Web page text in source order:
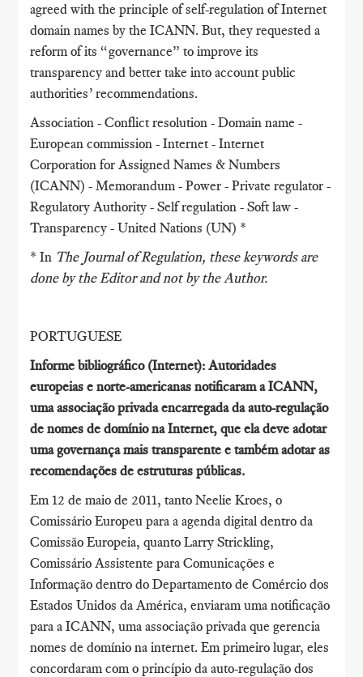
agreed with the principle of self-regulation of Internet
domain names by the ICANN. But, they requested a
reform of its “governance” to improve its
transparency and better take into account public
authorities’ recommendations.
Association - Conflict resolution - Domain name -
European commission - Internet - Internet
Corporation for Assigned Names & Numbers
(ICANN) - Memorandum - Power - Private regulator -
Regulatory Authority - Self regulation - Soft law -
Transparency - United Nations (UN) *
* In The Journal of Regulation, these keywords are
done by the Editor and not by the Author.
PORTUGUESE
Informe bibliográfico (Internet): Autoridades
europeias e norte-americanas notificaram a ICANN,
uma associação privada encarregada da auto-regulação
de nomes de domínio na Internet, que ela deve adotar
uma governança mais transparente e também adotar as
recomendações de estruturas públicas.
Em 12 de maio de 2011, tanto Neelie Kroes, o
Comissário Europeu para a agenda digital dentro da
Comissão Europeia, quanto Larry Strickling,
Comissário Assistente para Comunicações e
Informação dentro do Departamento de Comércio dos
Estados Unidos da América, enviaram uma notificação
para a ICANN, uma associação privada que gerencia
nomes de domínio na internet. Em primeiro lugar, eles
concordaram com o princípio da auto-regulação dos